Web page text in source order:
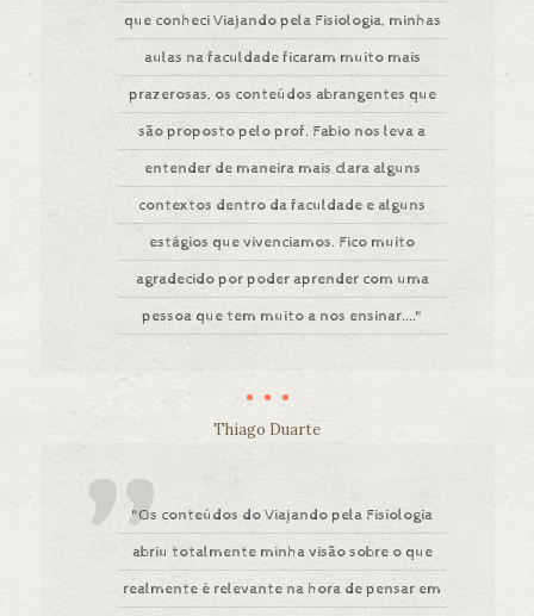
que conheci Viajando pela Fisiologia, minhas
aulas na faculdade ficaram muito mais
prazerosas, os conteúdos abrangentes que
são proposto pelo prof. Fabio nos leva a
entender de maneira mais clara alguns
contextos dentro da faculdade e alguns
estágios que vivenciamos. Fico muito
agradecido por poder aprender com uma
pessoa que tem muito a nos ensinar...."
Thiago Duarte
"Os conteúdos do Viajando pela Fisiologia
abriu totalmente minha visão sobre o que
realmente é relevante na hora de pensar em